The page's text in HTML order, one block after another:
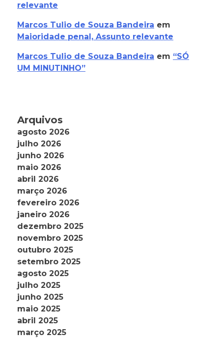
relevante
Marcos Tulio de Souza Bandeira em
Maioridade penal, Assunto relevante
Marcos Tulio de Souza Bandeira em “SÓ
UM MINUTINHO”
Arquivos
agosto 2026
julho 2026
junho 2026
maio 2026
abril 2026
março 2026
fevereiro 2026
janeiro 2026
dezembro 2025
novembro 2025
outubro 2025
setembro 2025
agosto 2025
julho 2025
junho 2025
maio 2025
abril 2025
março 2025